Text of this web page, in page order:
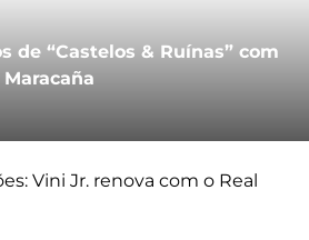
de “Castelos & Ruínas” com